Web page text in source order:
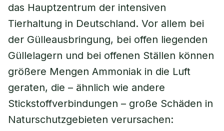
das Hauptzentrum der intensiven
Tierhaltung in Deutschland. Vor allem bei
der Gülleausbringung, bei offen liegenden
Güllelagern und bei offenen Ställen können
größere Mengen Ammoniak in die Luft
geraten, die – ähnlich wie andere
Stickstoffverbindungen – große Schäden in
Naturschutzgebieten verursachen: